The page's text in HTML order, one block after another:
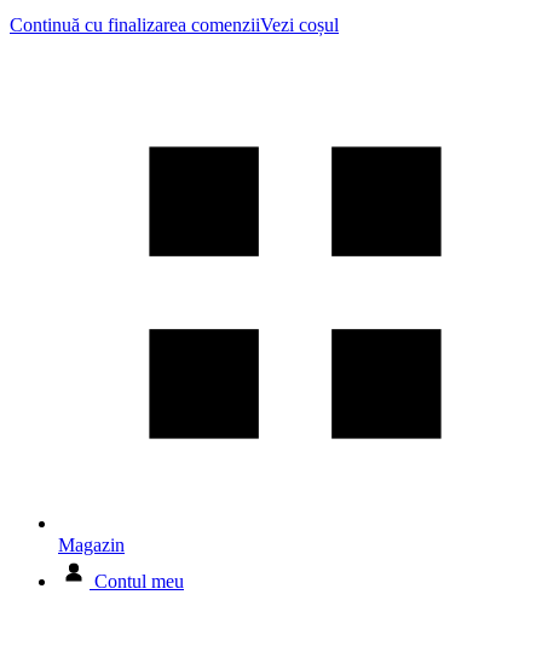
Continuă cu finalizarea comenziiVezi coșul
Magazin
Contul meu